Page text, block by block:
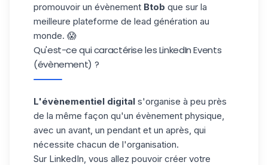
promouvoir un évènement Btob que sur la
meilleure plateforme de lead génération au
monde. 😱
Qu'est-ce qui caractérise les LinkedIn Events
(évènement) ?
L'évènementiel digital s'organise à peu près
de la même façon qu'un évènement physique,
avec un avant, un pendant et un après, qui
nécessite chacun de l'organisation.
Sur LinkedIn, vous allez pouvoir créer votre